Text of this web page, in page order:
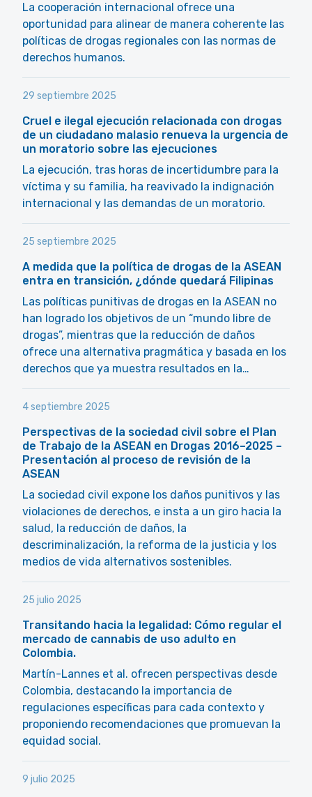
La cooperación internacional ofrece una
oportunidad para alinear de manera coherente las
políticas de drogas regionales con las normas de
derechos humanos.
29 septiembre 2025
Cruel e ilegal ejecución relacionada con drogas
de un ciudadano malasio renueva la urgencia de
un moratorio sobre las ejecuciones
La ejecución, tras horas de incertidumbre para la
víctima y su familia, ha reavivado la indignación
internacional y las demandas de un moratorio.
25 septiembre 2025
A medida que la política de drogas de la ASEAN
entra en transición, ¿dónde quedará Filipinas
Las políticas punitivas de drogas en la ASEAN no
han logrado los objetivos de un “mundo libre de
drogas”, mientras que la reducción de daños
ofrece una alternativa pragmática y basada en los
derechos que ya muestra resultados en la…
4 septiembre 2025
Perspectivas de la sociedad civil sobre el Plan
de Trabajo de la ASEAN en Drogas 2016–2025 –
Presentación al proceso de revisión de la
ASEAN
La sociedad civil expone los daños punitivos y las
violaciones de derechos, e insta a un giro hacia la
salud, la reducción de daños, la
descriminalización, la reforma de la justicia y los
medios de vida alternativos sostenibles.
25 julio 2025
Transitando hacia la legalidad: Cómo regular el
mercado de cannabis de uso adulto en
Colombia.
Martín-Lannes et al. ofrecen perspectivas desde
Colombia, destacando la importancia de
regulaciones específicas para cada contexto y
proponiendo recomendaciones que promuevan la
equidad social.
9 julio 2025